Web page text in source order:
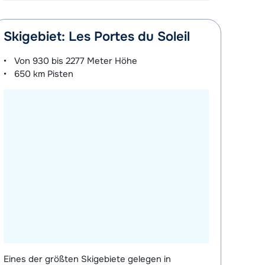
Skigebiet: Les Portes du Soleil
Von930 bis 2277 Meter Höhe
650 km Pisten
Eines der größten Skigebiete gelegen in